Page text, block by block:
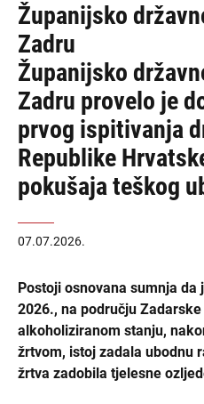
Županijsko
Zadru
Županijsko
Zadru provelo je
prvog ispitivanja
Republike
pokušaja teškog
07.07.2026.
Postoji osnovana sumnja
2026., na području
alkoholiziranom stanju,
žrtvom, istoj zadala ubodnu
žrtva zadobila tjelesne